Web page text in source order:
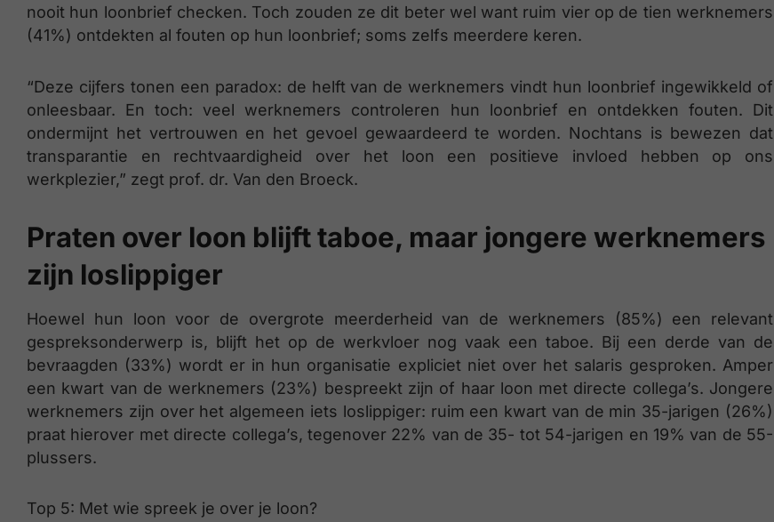
nooit hun loonbrief checken. Toch zouden ze dit beter wel want ruim vier op de tien werknemers
(41%) ontdekten al fouten op hun loonbrief; soms zelfs meerdere keren.
“Deze cijfers tonen een paradox: de helft van de werknemers vindt hun loonbrief ingewikkeld of
onleesbaar. En toch: veel werknemers controleren hun loonbrief en ontdekken fouten. Dit
ondermijnt het vertrouwen en het gevoel gewaardeerd te worden. Nochtans is bewezen dat
transparantie en rechtvaardigheid over het loon een positieve invloed hebben op ons
werkplezier,” zegt prof. dr. Van den Broeck.
Praten over loon blijft taboe, maar jongere werknemers
zijn loslippiger
Hoewel hun loon voor de overgrote meerderheid van de werknemers (85%) een relevant
gespreksonderwerp is, blijft het op de werkvloer nog vaak een taboe. Bij een derde van de
bevraagden (33%) wordt er in hun organisatie expliciet niet over het salaris gesproken. Amper
een kwart van de werknemers (23%) bespreekt zijn of haar loon met directe collega’s. Jongere
werknemers zijn over het algemeen iets loslippiger: ruim een kwart van de min 35-jarigen (26%)
praat hierover met directe collega’s, tegenover 22% van de 35- tot 54-jarigen en 19% van de 55-
plussers.
Top 5: Met wie spreek je over je loon?